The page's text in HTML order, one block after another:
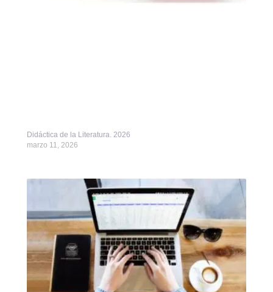
Didáctica de la Literatura. 2026
marzo 11, 2026